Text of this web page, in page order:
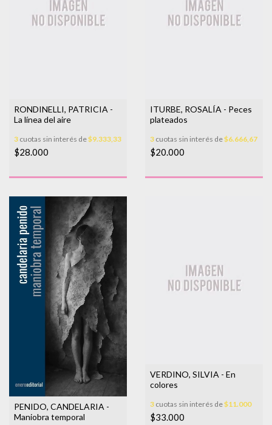
RONDINELLI, PATRICIA -
La línea del aire
3 cuotas sin interés de$9.333,33
$28.000
ITURBE, ROSALÍA - Peces
plateados
3 cuotas sin interés de$6.666,67
$20.000
PENIDO, CANDELARIA -
Maniobra temporal
VERDINO, SILVIA - En
colores
3 cuotas sin interés de$11.000
$33.000